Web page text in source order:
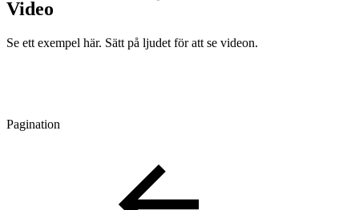
Video
Se ett exempel här. Sätt på ljudet för att se videon.
Pagination